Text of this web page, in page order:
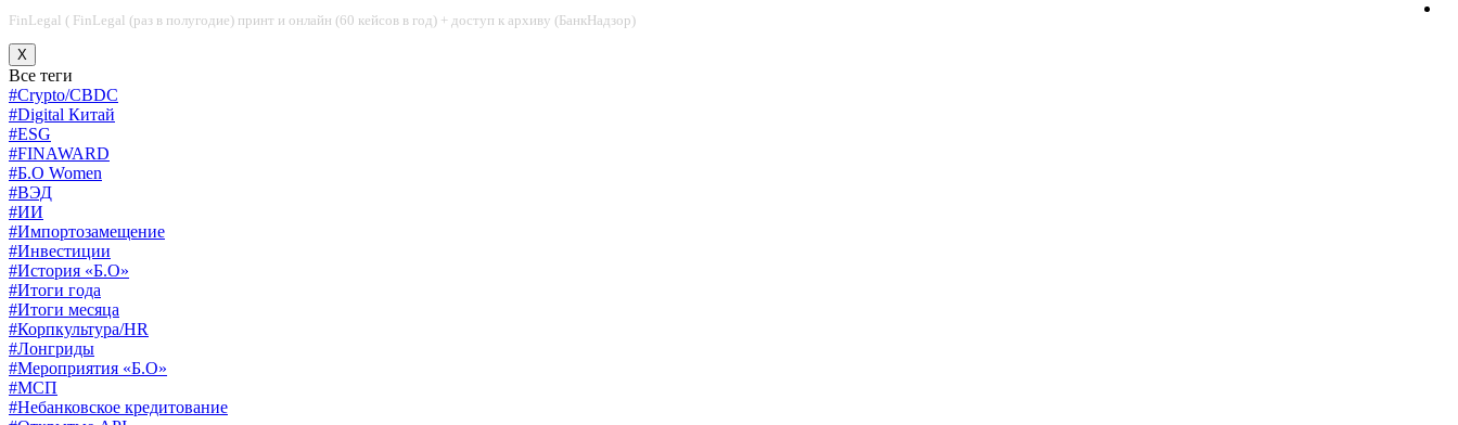
FinLegal ( FinLegal (раз в полугодие) принт и онлайн (60 кейсов в год) + доступ к архиву (БанкНадзор)
X
Все теги
#Crypto/CBDC
#Digital Китай
#ESG
#FINAWARD
#Б.О Women
#ВЭД
#ИИ
#Импортозамещение
#Инвестиции
#История «Б.О»
#Итоги года
#Итоги месяца
#Корпкультура/HR
#Лонгриды
#Мероприятия «Б.О»
#МСП
#Небанковское кредитование